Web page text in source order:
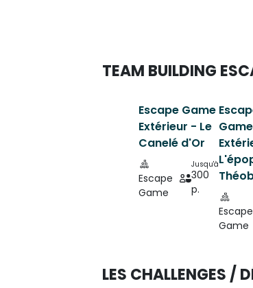
TEAM BUILDING
Escape Game
Extérieur - Le
Canelé d'Or
Escape
Game
Jusqu'à
300
p.
Escape
Game
LES CHALLENGES /